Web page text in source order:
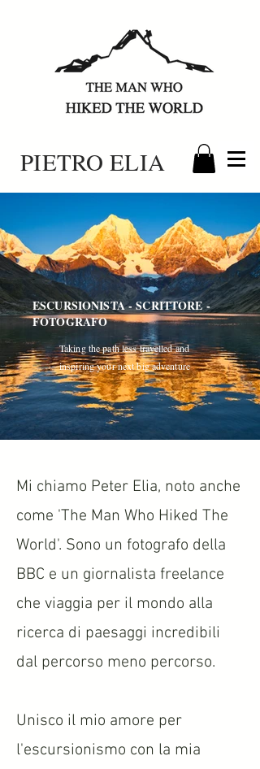
PIETRO ELIA
ESCURSIONISTA - SCRITTORE -
FOTOGRAFO
Taking the path less travelled and
inspiring your next big adventure
Mi chiamo Peter Elia, noto anche
come 'The Man Who Hiked The
World'. Sono un fotografo della
BBC e un giornalista freelance
che viaggia per il mondo alla
ricerca di paesaggi incredibili
dal percorso meno percorso.
Unisco il mio amore per
l'escursionismo con la mia